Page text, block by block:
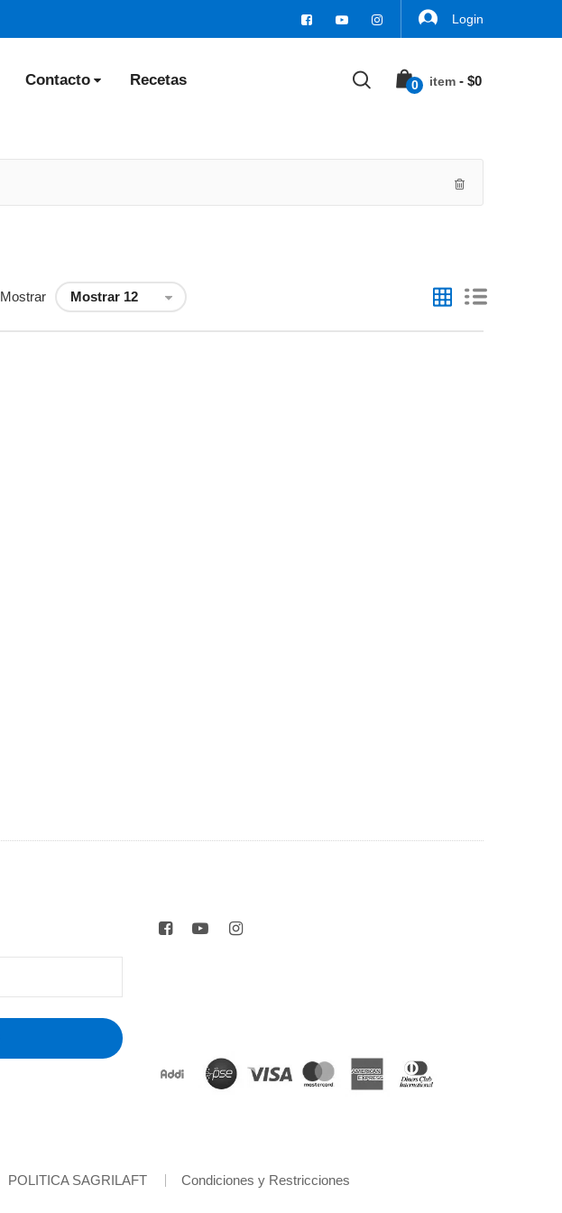
Login
Contacto Recetas 0 Item - $0
Mostrar
POLITICA SAGRILAFT Condiciones y Restricciones